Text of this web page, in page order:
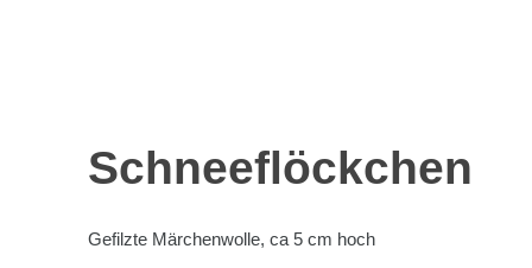
Schneeflöckchen
Gefilzte Märchenwolle, ca 5 cm hoch